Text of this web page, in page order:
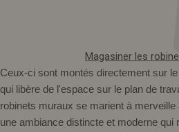
Magasiner les
Ceux-ci sont montés directement sur
qui libère de l'espace sur le plan de
robinets muraux se marient à
une ambiance distincte et moderne qui